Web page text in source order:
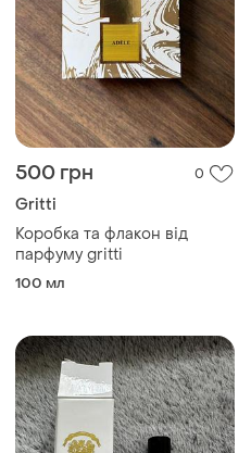
500 грн 0
Gritti
Коробка та флакон від
парфуму gritti
100 мл